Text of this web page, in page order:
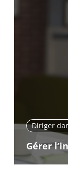
Diriger
Gérer